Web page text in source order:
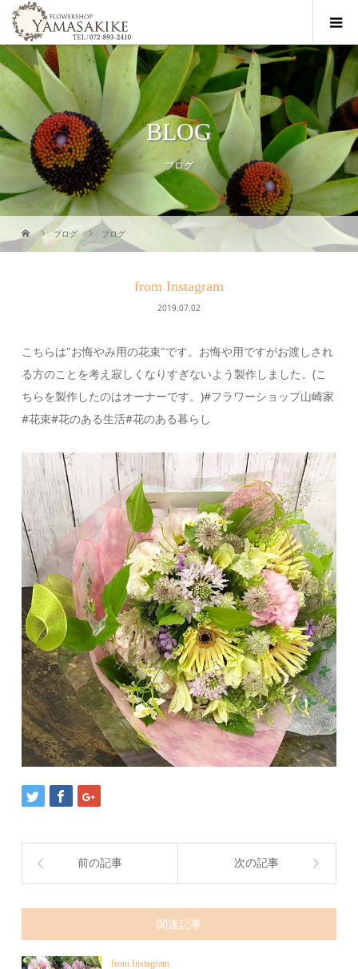
BLOG
ブログ
ブログ ブログ
from Instagram
2019.07.02
こちらは"お悔やみ用の花束"です。お悔や用ですがお渡しされ
る方のことを考え寂しくなりすぎないよう製作しました。(こ
ちらを製作したのはオーナーです。)#フラワーショップ山崎家
#花束#花のある生活#花のある暮らし
前の記事 次の記事
関連記事
from Instagram